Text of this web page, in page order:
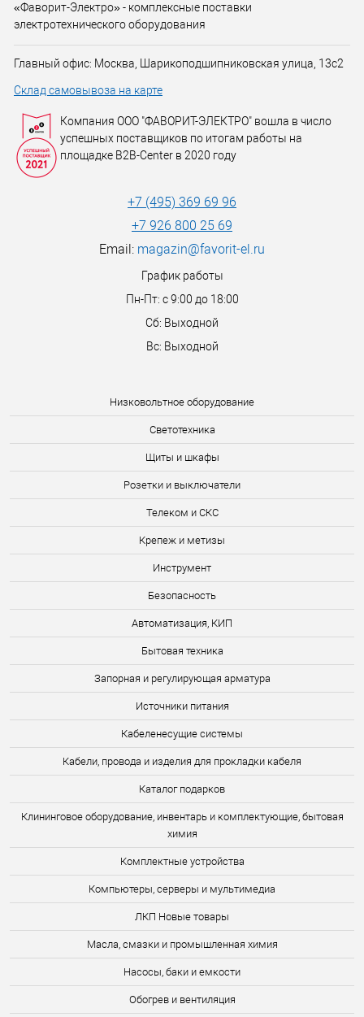
Низковольтное оборудование
Светотехника
Щиты и шкафы
Розетки и выключатели
Телеком и СКС
Крепеж и метизы
Инструмент
Безопасность
Автоматизация, КИП
Бытовая техника
Запорная и регулирующая арматура
Источники питания
Кабеленесущие системы
Кабели, провода и изделия для прокладки кабеля
Каталог подарков
Клининговое оборудование, инвентарь и комплектующие, бытовая
химия
Комплектные устройства
Компьютеры, серверы и мультимедиа
ЛКП Новые товары
Масла, смазки и промышленная химия
Насосы, баки и емкости
Обогрев и вентиляция
«Фаворит-Электро» - комплексные поставки
электротехнического оборудования
Главный офис: Москва, Шарикоподшипниковская улица, 13с2
Склад самовывоза на карте
Компания ООО "ФАВОРИТ-ЭЛЕКТРО" вошла в число
успешных поставщиков по итогам работы на
площадке B2B-Center в 2020 году
+7 (495) 369 69 96
+7 926 800 25 69
Email: magazin@favorit-el.ru
График работы
Пн-Пт: с 9:00 до 18:00
Сб: Выходной
Вс: Выходной